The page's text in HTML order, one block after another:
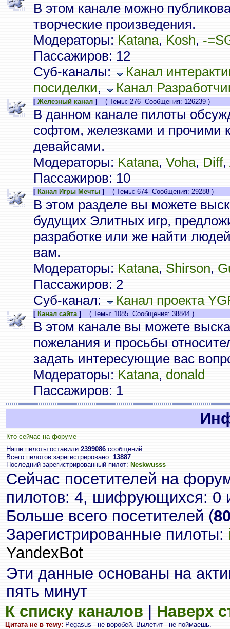
В этом канале можно
творческие произведения.
Модераторы: Katana, Kosh, -
Пассажиров: 12
Суб-каналы:
Канал
посиделки, Канал
[ Железный канал ] ( Темы: 276 Сообщения: 126239 )
В данном канале пилоты
софтом, железками и прочими
девайсами.
Модераторы: Katana, Voha, Diff,
Пассажиров: 10
[ Канал Игры Мечты ] ( Темы: 674 Сообщения: 29288 )
В этом разделе вы можете
будущих Элитных игр,
разработке или же найти
вам.
Модераторы: Katana, Shirson,
Пассажиров: 2
Суб-канал:
Канал проекта
[ Канал сайта] ( Темы: 1085 Сообщения: 38844 )
В этом канале вы можете
пожелания и просьбы
задать интересующие вас
Модераторы: Katana, donald
Пассажиров: 1
Кто сейчас на форуме
Наши пилоты оставили 2399086 сообщений
Всего пилотов зарегистрировано: 13887
Последний зарегистрированный пилот: Neskwusss
Сейчас посетителей на
пилотов: 4, шифрующихся: 0
Больше всего посетителей (
Зарегистрированные пилоты:
YandexBot
Эти данные основаны на
пять минут
К списку каналов
Наверх
Цитата не в тему: Pegasus - не воробей. Вылетит - не поймаешь.